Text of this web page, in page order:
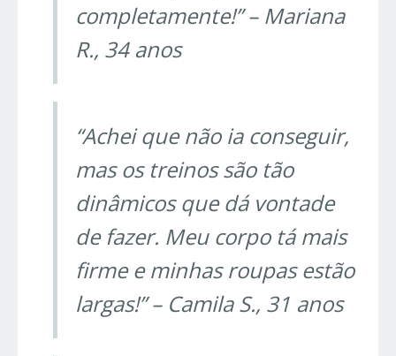
completamente!”– Mariana
R., 34 anos
“Achei que não ia conseguir,
mas os treinos são tão
dinâmicos que dá vontade
de fazer. Meu corpo tá mais
firme e minhas roupas estão
largas!”– Camila S., 31 anos